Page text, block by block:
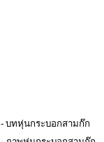
- บทหุ่นกระบอกสามก๊ก